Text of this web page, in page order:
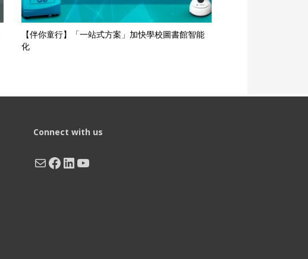
【伴你童行】「一站式方案」加快學校圖書館智能
化
Connect with us
MailFacebook
LinkedIn
YouTube